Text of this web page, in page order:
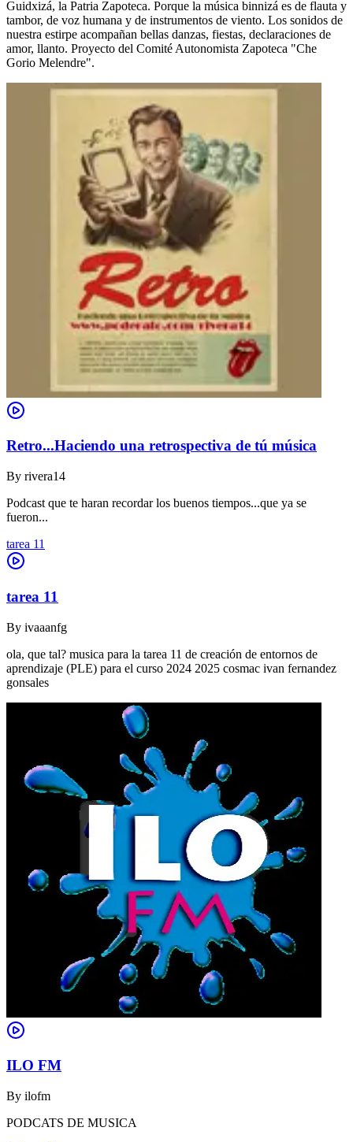
Guidxizá, la Patria Zapoteca. Porque la música binnizá es de flauta y
tambor, de voz humana y de instrumentos de viento. Los sonidos de
nuestra estirpe acompañan bellas danzas, fiestas, declaraciones de
amor, llanto. Proyecto del Comité Autonomista Zapoteca "Che
Gorio Melendre".
Retro...Haciendo una retrospectiva de tú música
By rivera14
Podcast que te haran recordar los buenos tiempos...que ya se
fueron...
tarea 11
tarea 11
By ivaaanfg
ola, que tal? musica para la tarea 11 de creación de entornos de
aprendizaje (PLE) para el curso 2024 2025 cosmac ivan fernandez
gonsales
ILO FM
By ilofm
PODCATS DE MUSICA